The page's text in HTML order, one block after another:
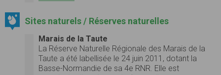
Sites naturels / Réserves naturelles
Marais de la Taute
La Réserve Naturelle Régionale des Marais de la
Taute a été labellisée le 24 juin 2011, dotant la
Basse-Normandie de sa 4e RNR. Elle est